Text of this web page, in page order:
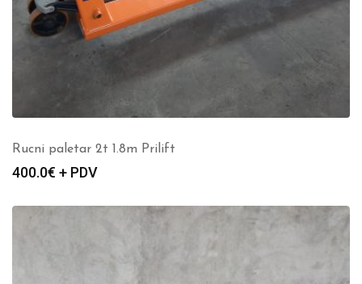
Rucni paletar 2t 1.8m Prilift
400.0€ + PDV